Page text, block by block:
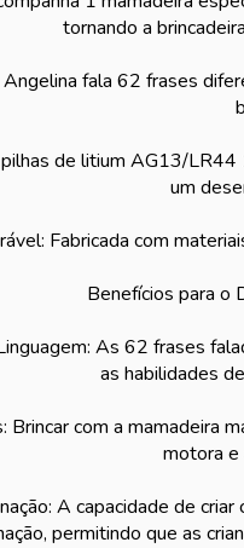
tornando a
fala 62 frases
de litium AG13/LR44
um
Fabricada com
Benefícios para o
As 62 frases
as habilidades
com a mamadeira
motora e
A capacidade de
permitindo que as